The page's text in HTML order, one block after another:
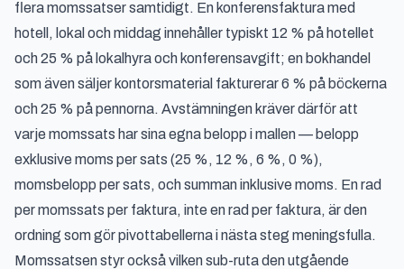
flera momssatser samtidigt. En konferensfaktura med
hotell, lokal och middag innehåller typiskt 12 % på hotellet
och 25 % på lokalhyra och konferensavgift; en bokhandel
som även säljer kontorsmaterial fakturerar 6 % på böckerna
och 25 % på pennorna. Avstämningen kräver därför att
varje momssats har sina egna belopp i mallen — belopp
exklusive moms per sats (25 %, 12 %, 6 %, 0 %),
momsbelopp per sats, och summan inklusive moms. En rad
per momssats per faktura, inte en rad per faktura, är den
ordning som gör pivottabellerna i nästa steg meningsfulla.
Momssatsen styr också vilken sub-ruta den utgående